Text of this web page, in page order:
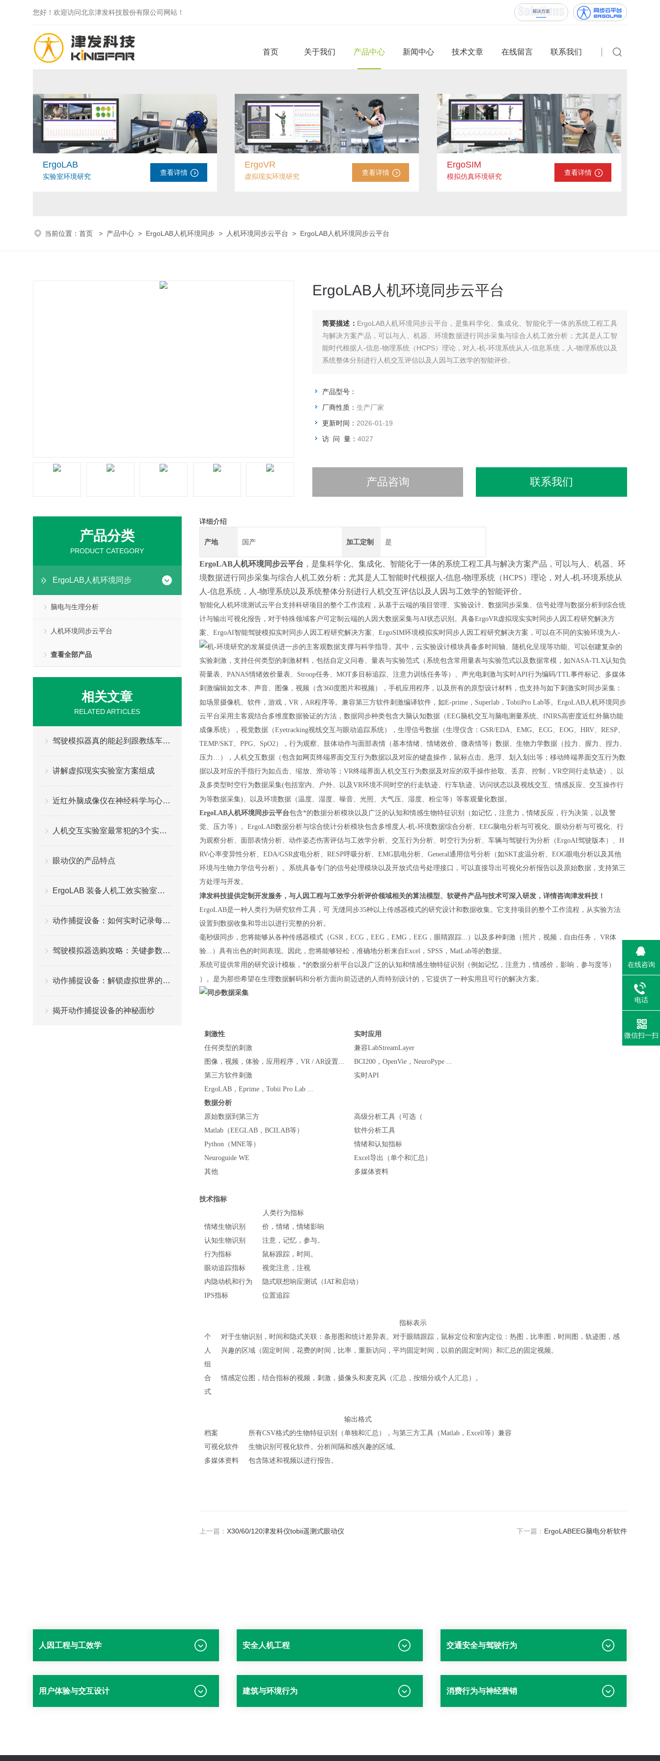
您好！欢迎访问北京津发科技股份有限公司网站！
首页 关于我们 产品中心 新闻中心 技术文章 在线留言 联系我们
ErgoLAB
实验室环境研究 查看详情
ErgoVR
虚拟现实环境研究 查看详情
ErgoSIM
模拟仿真环境研究 查看详情
当前位置：首页 > 产品中心 > ErgoLAB人机环境同步 > 人机环境同步云平台 > ErgoLAB人机环境同步云平台
ErgoLAB人机环境同步云平台
简要描述： ErgoLAB人机环境同步云平台，是集科学化、集成化、智能化于一体的系统工程工具
与解决方案产品，可以与人、机器、环境数据进行同步采集与综合人机工效分析；尤其是人工智
能时代根据人-信息-物理系统（HCPS）理论，对人-机-环境系统从人-信息系统，人-物理系统以及
系统整体分别进行人机交互评估以及人因与工效学的智能评价。
产品型号：
厂商性质： 生产厂家
更新时间： 2026-01-19
访 问 量： 4027
产品咨询 联系我们
产品分类
PRODUCT CATEGORY
ErgoLAB人机环境同步
脑电与生理分析
人机环境同步云平台
查看全部产品
相关文章
RELATED ARTICLES
驾驶模拟器真的能起到跟教练车一样的效果吗?
讲解虚拟现实实验室方案组成
近红外脑成像仪在神经科学与心理学中的应用
人机交互实验室最常犯的3个实验设计错误，第2个几乎人人中招
眼动仪的产品特点
ErgoLAB 装备人机工效实验室建设方案
动作捕捉设备：如何实时记录每一个细微动作
驾驶模拟器选购攻略：关键参数（仿真度、场景数量）+ 适配场景
动作捕捉设备：解锁虚拟世界的真实动作
揭开动作捕捉设备的神秘面纱
详细介绍
产地 国产 加工定制 是
ErgoLAB人机环境同步云平台 ，是集科学化、集成化、智能化于一体的系统工程工具与解决方案产品，可以与人、机器、环
境数据进行同步采集与综合人机工效分析；尤其是人工智能时代根据人-信息-物理系统（HCPS）理论，对人-机-环境系统从
人-信息系统，人-物理系统以及系统整体分别进行人机交互评估以及人因与工效学的智能评价。
智能化人机环境测试云平台支持科研项目的整个工作流程，从基于云端的项目管理、实验设计、数据同步采集、信号处理与数据分析到综合统
计与输出可视化报告，对于特殊领域客户可定制云端的人因大数据采集与AI状态识别。具备ErgoVR虚拟现实实时同步人因工程研究解决方
案、ErgoAI智能驾驶模拟实时同步人因工程研究解决方案、ErgoSIM环境模拟实时同步人因工程研究解决方案，可以在不同的实验环境为人-
机-环境研究的发展提供进一步的主客观数据支撑与科学指导。 其中，云实验设计模块具备多时间轴、随机化呈现等功能、可以创建复杂的
实验刺激，支持任何类型的刺激材料，包括自定义问卷、量表与实验范式（系统包含常用量表与实验范式以及数据常模，如NASA-TLX认知负
荷量表、PANAS情绪效价量表、Stroop任务、MOT多目标追踪、注意力训练任务等）、声光电刺激与实时API行为编码/TTL事件标记、多媒体
刺激编辑如文本、声音、图像，视频（含360度图片和视频），手机应用程序，以及所有的原型设计材料，也支持与如下刺激实时同步采集：
如场景摄像机、软件，游戏，VR，AR程序等。兼容第三方软件刺激编译软件，如E-prime，Superlab，TobiiPro Lab等。 ErgoLAB人机环境同步
云平台采用主客观结合多维度数据验证的方法，数据同步种类包含大脑认知数据（EEG脑机交互与脑电测量系统、fNIRS高密度近红外脑功能
成像系统），视觉数据（Eyetracking视线交互与眼动追踪系统），生理信号数据（生理仪含：GSR/EDA、EMG、ECG、EOG、HRV、RESP、
TEMP/SKT、PPG、SpO2），行为观察、肢体动作与面部表情（基本情绪、情绪效价、微表情等）数据、生物力学数据（拉力、握力、捏力、
压力…），人机交互数据（包含如网页终端界面交互行为数据以及对应的键盘操作，鼠标点击、悬浮、划入划出等；移动终端界面交互行为数
据以及对应的手指行为如点击、缩放、滑动等；VR终端界面人机交互行为数据及对应的双手操作拾取、丢弃、控制，VR空间行走轨迹）、以
及多类型时空行为数据采集(包括室内、户外、以及VR环境不同时空的行走轨迹、行车轨迹、访问状态以及视线交互、情感反应、交互操作行
为等数据采集)、以及环境数据（温度、湿度、噪音、光照、大气压、湿度、粉尘等）等客观量化数据。
ErgoLAB人机环境同步云平台包含*的数据分析模块以及广泛的认知和情感生物特征识别（如记忆，注意力，情绪反应，行为决策，以及警
觉、压力等）。ErgoLAB数据分析与综合统计分析模块包含多维度人-机-环境数据综合分析、EEG脑电分析与可视化、眼动分析与可视化、行
为观察分析、面部表情分析、动作姿态伤害评估与工效学分析、交互行为分析、时空行为分析、车辆与驾驶行为分析（ErgoAI驾驶版本）、H
RV心率变异性分析、EDA/GSR皮电分析、RESP呼吸分析、EMG肌电分析、General通用信号分析（如SKT皮温分析、EOG眼电分析以及其他
环境与生物力学信号分析）。系统具备专门的信号处理模块以及开放式信号处理接口，可以直接导出可视化分析报告以及原始数据，支持第三
方处理与开发。
津发科技提供定制开发服务，与人因工程与工效学分析评价领域相关的算法模型、软硬件产品与技术可深入研发，详情咨询津发科技！
ErgoLAB是一种人类行为研究软件工具，可 无缝同步35种以上传感器模式的研究设计和数据收集。它支持项目的整个工作流程，从实验方法
设置到数据收集和导出以进行完整的分析。
毫秒级同步，您将能够从各种传感器模式（GSR，ECG，EEG，EMG，EEG，眼睛跟踪...）以及多种刺激（照片，视频，自由任务， VR体
验...）具有出色的时间表现。因此，您将能够轻松，准确地分析来自Excel，SPSS，MatLab等的数据。
系统可提供常用的研究设计模板，*的数据分析平台以及广泛的认知和情感生物特征识别（例如记忆，注意力，情感价，影响，参与度等）
）。是为那些希望在生理数据解码和分析方面向前迈进的人而特别设计的，它提供了一种实用且可行的解决方案。
同步数据采集
刺激性
任何类型的刺激
图像，视频，体验，应用程序，VR / AR设置...
第三方软件刺激
ErgoLAB，Eprime，Tobii Pro Lab ...
实时应用
兼容LabStreamLayer
BCI200，OpenVie，NeuroPype ...
实时API
数据分析
原始数据到第三方
Matlab（EEGLAB，BCILAB等）
Python（MNE等）
Neuroguide WE
其他
高级分析工具（可选（
软件分析工具
情绪和认知指标
Excel导出（单个和汇总）
多媒体资料
技术指标
人类行为指标
情绪生物识别
价，情绪，情绪影响
认知生物识别
注意，记忆，参与。
行为指标
鼠标跟踪，时间。
眼动追踪指标
视觉注意，注视
内隐动机和行为
隐式联想响应测试（IAT和启动）
IPS指标
位置追踪
指标表示
个
人
对于生物识别，时间和隐式关联：条形图和统计差异表。对于眼睛跟踪，鼠标定位和室内定位：热图，比率图，时间图，轨迹图，感
兴趣的区域（固定时间，花费的时间，比率，重新访问，平均固定时间，以前的固定时间）和汇总的固定视频。
组
合
式
情感定位图，结合指标的视频，刺激，摄像头和麦克风（汇总，按细分或个人汇总）。
输出格式
档案
所有CSV格式的生物特征识别（单独和汇总），与第三方工具（Matlab，Excell等）兼容
可视化软件
生物识别可视化软件。分析间隔和感兴趣的区域。
多媒体资料
包含陈述和视频以进行报告。
上一篇： X30/60/120津发科仪tobii遥测式眼动仪 下一篇： ErgoLABEEG脑电分析软件
人因工程与工效学 安全人机工程 交通安全与驾驶行为
用户体验与交互设计 建筑与环境行为 消费行为与神经营销
在线咨询
电话
微信扫一扫